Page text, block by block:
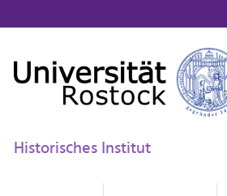
Historisches Institut